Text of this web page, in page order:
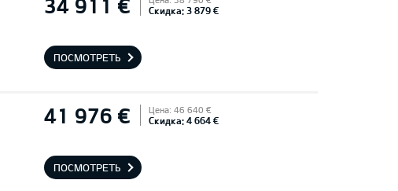
34 911 € Скидка: 3 879 €
ПОСМОТРЕТЬ
41 976 € Цена: 46 640 €
Скидка: 4 664 €
ПОСМОТРЕТЬ